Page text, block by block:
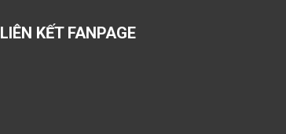
LIÊN KẾT FANPAGE